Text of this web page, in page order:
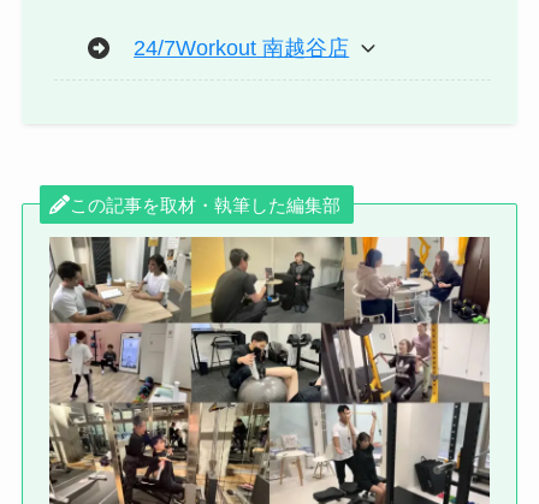
24/7Workout 南越谷店
この記事を取材・執筆した編集部